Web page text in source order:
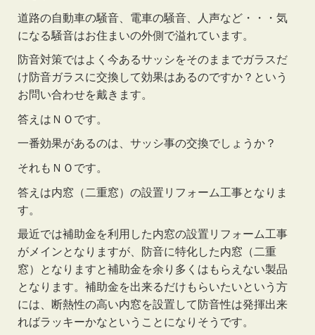
道路の自動車の騒音、電車の騒音、人声など・・・気
になる騒音はお住まいの外側で溢れています。
防音対策ではよく今あるサッシをそのままでガラスだ
け防音ガラスに交換して効果はあるのですか？という
お問い合わせを戴きます。
答えはＮＯです。
一番効果があるのは、サッシ事の交換でしょうか？
それもＮＯです。
答えは内窓（二重窓）の設置リフォーム工事となりま
す。
最近では補助金を利用した内窓の設置リフォーム工事
がメインとなりますが、防音に特化した内窓（二重
窓）となりますと補助金を余り多くはもらえない製品
となります。補助金を出来るだけもらいたいという方
には、断熱性の高い内窓を設置して防音性は発揮出来
ればラッキーかなということになりそうです。